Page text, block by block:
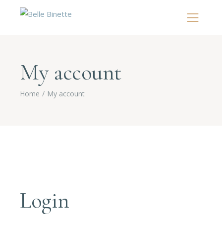
My account
Home My account
Login